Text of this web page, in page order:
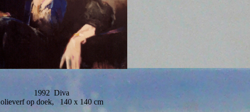
1992 Diva
olieverf op doek, 140 x 140 cm